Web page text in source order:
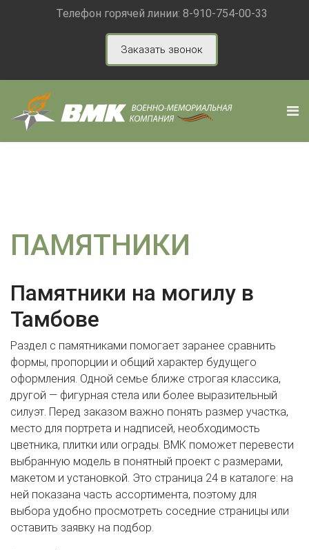
Телефон горячей линии: 8-910-754-00-33
Заказать звонок
ПАМЯТНИКИ
Памятники на могилу в
Тамбове
Раздел с памятниками помогает заранее сравнить
формы, пропорции и общий характер будущего
оформления. Одной семье ближе строгая классика,
другой — фигурная стела или более выразительный
силуэт. Перед заказом важно понять размер участка,
место для портрета и надписей, необходимость
цветника, плитки или ограды. ВМК поможет перевести
выбранную модель в понятный проект с размерами,
макетом и установкой. Это страница 24 в каталоге: на
ней показана часть ассортимента, поэтому для
выбора удобно просмотреть соседние страницы или
оставить заявку на подбор.